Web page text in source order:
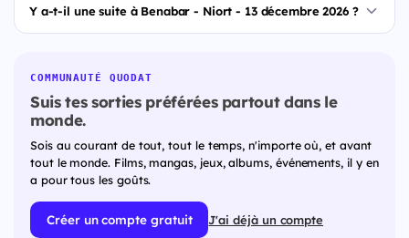
Y a-t-il une suite à Benabar - Niort - 13 décembre 2026 ?
COMMUNAUTÉ QUODAT
Suis tes sorties préférées partout dans le
monde.
Sois au courant de tout, tout le temps, n'importe où, et avant
tout le monde. Films, mangas, jeux, albums, événements, il y en
a pour tous les goûts.
Créer un compte gratuit J'ai déjà un compte